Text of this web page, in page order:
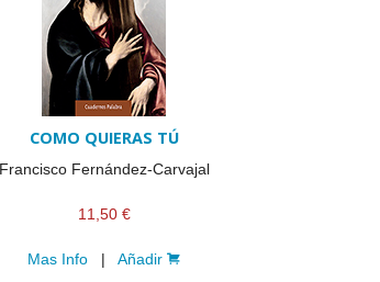
COMO QUIERAS TÚ
Francisco Fernández-Carvajal
11,50 €
Mas Info |Añadir